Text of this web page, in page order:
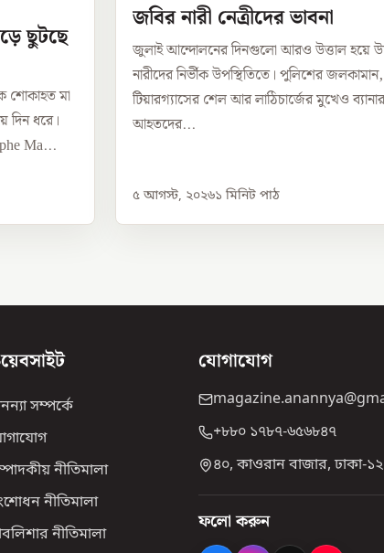
ছুটছে
শোকাহত মা
ধরে।
Ma...
জবির নারী নেত্রীদের ভাবনা
জুলাই আন্দোলনের দিনগুলো আরও উত্তাল হয়ে
নারীদের নির্ভীক উপস্থিতিতে। পুলিশের জলকামান,
টিয়ারগ্যাসের শেল আর লাঠিচার্জের মুখেও
আহতদের...
৫ আগস্ট, ২০২৬১ মিনিট পাঠ
সম্পর্কে
নীতিমালা
নীতিমালা
নীতিমালা
যোগাযোগ
+৮৮০ ১৭৮৭-৬৫৬৮৪৭
৪০, কাওরান বাজার, ঢাকা-
ফলো করুন